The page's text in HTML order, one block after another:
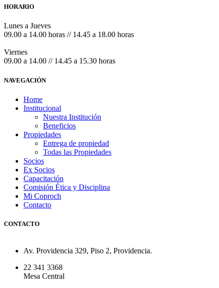
HORARIO
Lunes a Jueves
09.00 a 14.00 horas // 14.45 a 18.00 horas
Viernes
09.00 a 14.00 // 14.45 a 15.30 horas
NAVEGACIÓN
Home
Institucional
Nuestra Institución
Beneficios
Propiedades
Entrega de propiedad
Todas las Propiedades
Socios
Ex Socios
Capacitación
Comisión Ética y Disciplina
Mi Coproch
Contacto
CONTACTO
Av. Providencia 329, Piso 2, Providencia.
22 341 3368
Mesa Central